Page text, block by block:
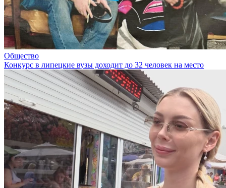
Общество
Конкурс в липецкие вузы доходит до 32 человек на место